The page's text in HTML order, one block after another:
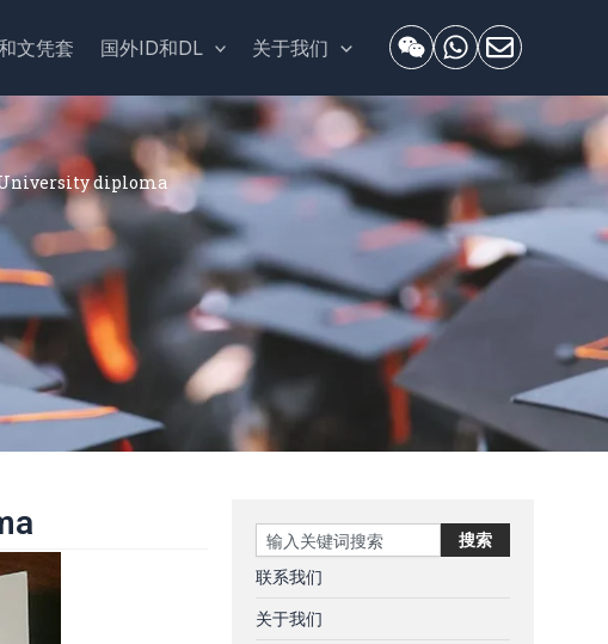
文凭套 国外ID和DL 关于我们
University diploma
Search 搜索
联系我们
关于我们